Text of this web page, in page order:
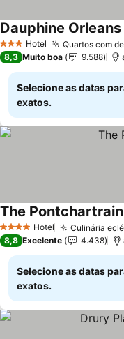
3 EstrelasHotel Quartos com
Dauphine
8,3 Muito boa 9.588
Selecione as datas
exatos.
4 EstrelasHotel Culinária
The
8,8 Excelente 4.438
Selecione as datas
exatos.